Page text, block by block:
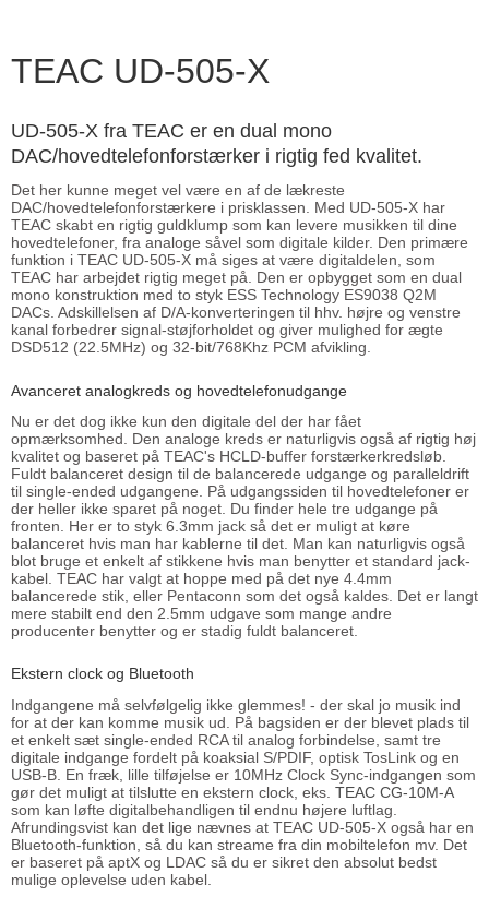
TEAC UD-505-X
UD-505-X fra TEAC er en dual mono
DAC/hovedtelefonforstærker i rigtig fed kvalitet.
Det her kunne meget vel være en af de lækreste
DAC/hovedtelefonforstærkere i prisklassen. Med UD-505-X har
TEAC skabt en rigtig guldklump som kan levere musikken til dine
hovedtelefoner, fra analoge såvel som digitale kilder. Den primære
funktion i TEAC UD-505-X må siges at være digitaldelen, som
TEAC har arbejdet rigtig meget på. Den er opbygget som en dual
mono konstruktion med to styk ESS Technology ES9038 Q2M
DACs. Adskillelsen af D/A-konverteringen til hhv. højre og venstre
kanal forbedrer signal-støjforholdet og giver mulighed for ægte
DSD512 (22.5MHz) og 32-bit/768Khz PCM afvikling.
Avanceret analogkreds og hovedtelefonudgange
Nu er det dog ikke kun den digitale del der har fået
opmærksomhed. Den analoge kreds er naturligvis også af rigtig høj
kvalitet og baseret på TEAC's HCLD-buffer forstærkerkredsløb.
Fuldt balanceret design til de balancerede udgange og paralleldrift
til single-ended udgangene. På udgangssiden til hovedtelefoner er
der heller ikke sparet på noget. Du finder hele tre udgange på
fronten. Her er to styk 6.3mm jack så det er muligt at køre
balanceret hvis man har kablerne til det. Man kan naturligvis også
blot bruge et enkelt af stikkene hvis man benytter et standard jack-
kabel. TEAC har valgt at hoppe med på det nye 4.4mm
balancerede stik, eller Pentaconn som det også kaldes. Det er langt
mere stabilt end den 2.5mm udgave som mange andre
producenter benytter og er stadig fuldt balanceret.
Ekstern clock og Bluetooth
Indgangene må selvfølgelig ikke glemmes! - der skal jo musik ind
for at der kan komme musik ud. På bagsiden er der blevet plads til
et enkelt sæt single-ended RCA til analog forbindelse, samt tre
digitale indgange fordelt på koaksial S/PDIF, optisk TosLink og en
USB-B. En fræk, lille tilføjelse er 10MHz Clock Sync-indgangen som
gør det muligt at tilslutte en ekstern clock, eks. TEAC CG-10M-A
som kan løfte digitalbehandligen til endnu højere luftlag.
Afrundingsvist kan det lige nævnes at TEAC UD-505-X også har en
Bluetooth-funktion, så du kan streame fra din mobiltelefon mv. Det
er baseret på aptX og LDAC så du er sikret den absolut bedst
mulige oplevelse uden kabel.